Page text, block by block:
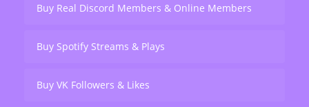
Buy Real Discord Members & Online Members
Buy Spotify Streams & Plays
Buy VK Followers & Likes